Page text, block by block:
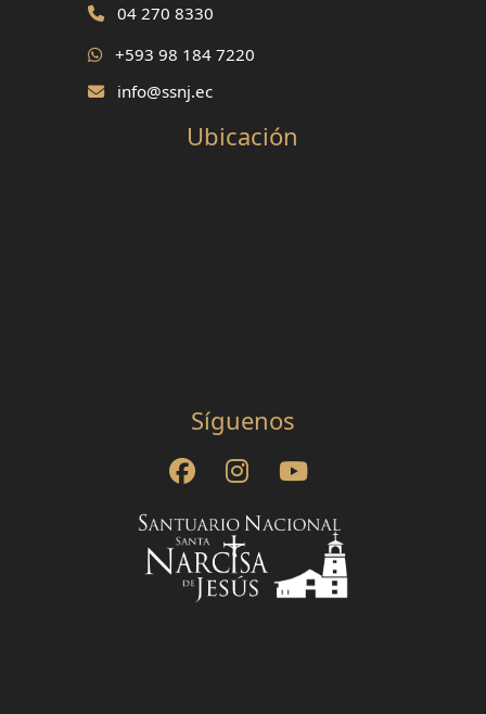
04 270 8330
+593 98 184 7220
info@ssnj.ec
Ubicación
Síguenos